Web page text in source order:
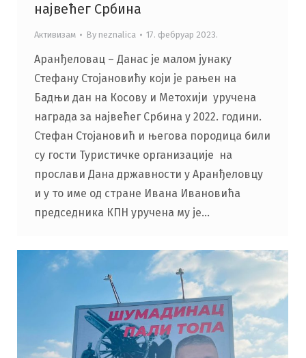
највећег Србина
Активизам By neznalica 17. фебруар 2023.
Аранђеловац – Данас је малом јунаку
Стефану Стојановићу који је рањен на
Бадњи дан на Косову и Метохији уручена
награда за највећег Србина у 2022. години.
Стефан Стојановић и његова породица били
су гости Туристичке организације на
прослави Дана државности у Аранђеловцу
и у то име од стране Ивана Ивановића
председника КПН уручена му је…